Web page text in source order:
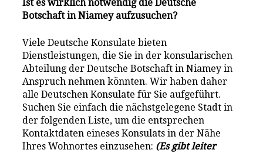
Ist es wirklich notwendig die Deutsche
Botschaft in Niamey aufzusuchen?
Viele Deutsche Konsulate bieten
Dienstleistungen, die Sie in der konsularischen
Abteilung der Deutsche Botschaft in Niamey in
Anspruch nehmen könnten. Wir haben daher
alle Deutschen Konsulate für Sie aufgeführt.
Suchen Sie einfach die nächstgelegene Stadt in
der folgenden Liste, um die entsprechen
Kontaktdaten eineses Konsulats in der Nähe
Ihres Wohnortes einzusehen: (Es gibt leiter